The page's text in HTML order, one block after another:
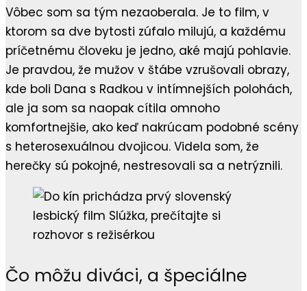
Vôbec som sa tým nezaoberala. Je to film, v
ktorom sa dve bytosti zúfalo milujú, a každému
príčetnému človeku je jedno, aké majú pohlavie.
Je pravdou, že mužov v štábe vzrušovali obrazy,
kde boli Dana s Radkou v intímnejších polohách,
ale ja som sa naopak cítila omnoho
komfortnejšie, ako keď nakrúcam podobné scény
s heterosexuálnou dvojicou. Videla som, že
herečky sú pokojné, nestresovali sa a netrýznili.
Čo môžu diváci, a špeciálne